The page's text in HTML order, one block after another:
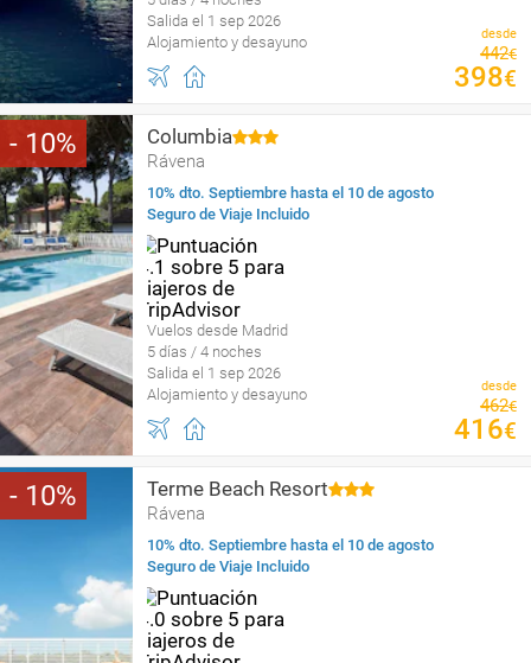
Salida el 1 sep 2026
Alojamiento y desayuno
desde
442€
398€
10 Columbia
Rávena
10% dto. Septiembre hasta el 10 de agosto
Seguro de Viaje Incluido
Vuelos desde Madrid
5 días / 4 noches
Salida el 1 sep 2026
Alojamiento y desayuno
desde
462€
416€
10 Terme Beach Resort
Rávena
10% dto. Septiembre hasta el 10 de agosto
Seguro de Viaje Incluido